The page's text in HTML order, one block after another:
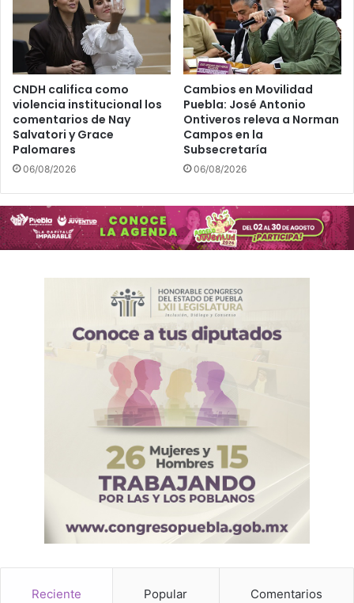
CNDH califica como
violencia institucional los
comentarios de Nay
Salvatori y Grace
Palomares
06/08/2026
Cambios en Movilidad
Puebla: José Antonio
Ontiveros releva a Norman
Campos en la
Subsecretaría
06/08/2026
Reciente Popular Comentarios